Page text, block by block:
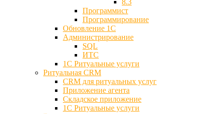
8.3
Программист
Программирование
Обновление 1С
Администрирование
SQL
ИТС
1С Ритуальные услуги
Ритуальная CRM
CRM для ритуальных услуг
Приложение агента
Складское приложение
1С Ритуальные услуги